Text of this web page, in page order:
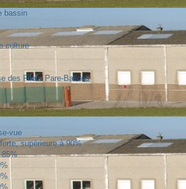
bassin
culture
des Filets Pare-Ballons
vue
supérieure à 90%
85%